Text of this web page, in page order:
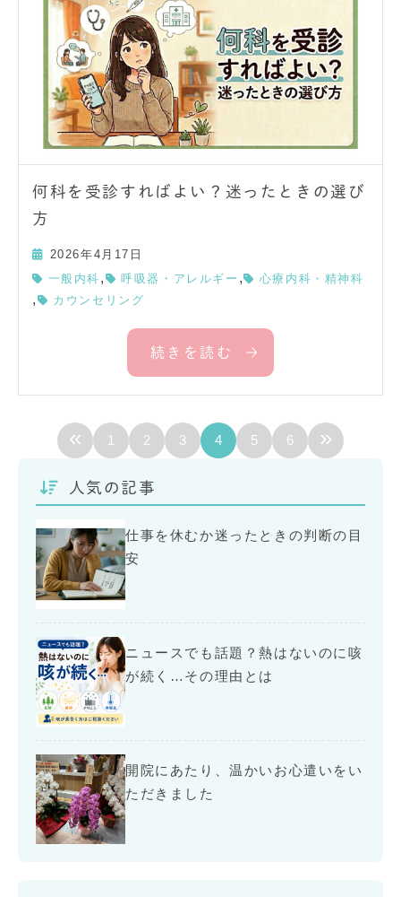
何科を受診すればよい？迷ったときの選び
方
2026年4月17日
一般内科 , 呼吸器・アレルギー , 心療内科・精神科
, カウンセリング
続きを読む
« 1 2 3 4 5 6 »
人気の記事
仕事を休むか迷ったときの判断の目
安
ニュースでも話題？熱はないのに咳
が続く…その理由とは
開院にあたり、温かいお心遣いをい
ただきました